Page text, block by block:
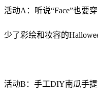
活动A：听说“Face”也要
少了彩绘和妆容的
活动B：手工DIY南瓜手